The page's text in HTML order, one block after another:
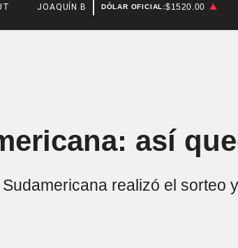
JOAQUÍN BENEGAS LYNCHDÓLAR OFICIAL:$1520.00
así
realizó el sorteo